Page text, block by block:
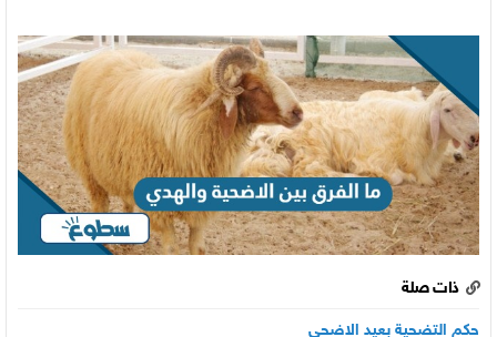
ذات صلة
حكم التضحية بعيد الاضحى